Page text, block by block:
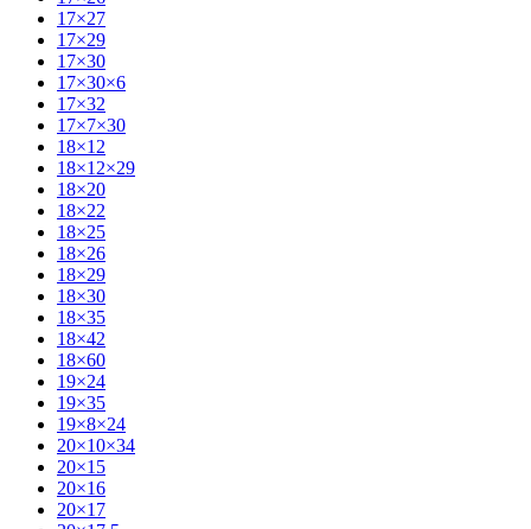
17×27
17×29
17×30
17×30×6
17×32
17×7×30
18×12
18×12×29
18×20
18×22
18×25
18×26
18×29
18×30
18×35
18×42
18×60
19×24
19×35
19×8×24
20×10×34
20×15
20×16
20×17